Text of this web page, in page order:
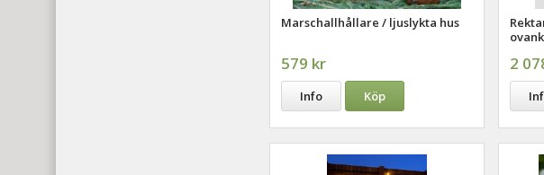
Marschallhållare / ljuslykta hus
579 kr
Info Köp
2